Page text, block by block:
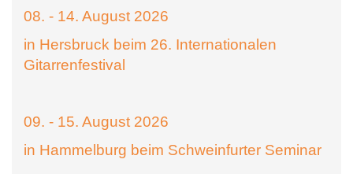
08. - 14. August 2026
in Hersbruck beim 26. Internationalen
Gitarrenfestival
09. - 15. August 2026
in Hammelburg beim Schweinfurter Seminar